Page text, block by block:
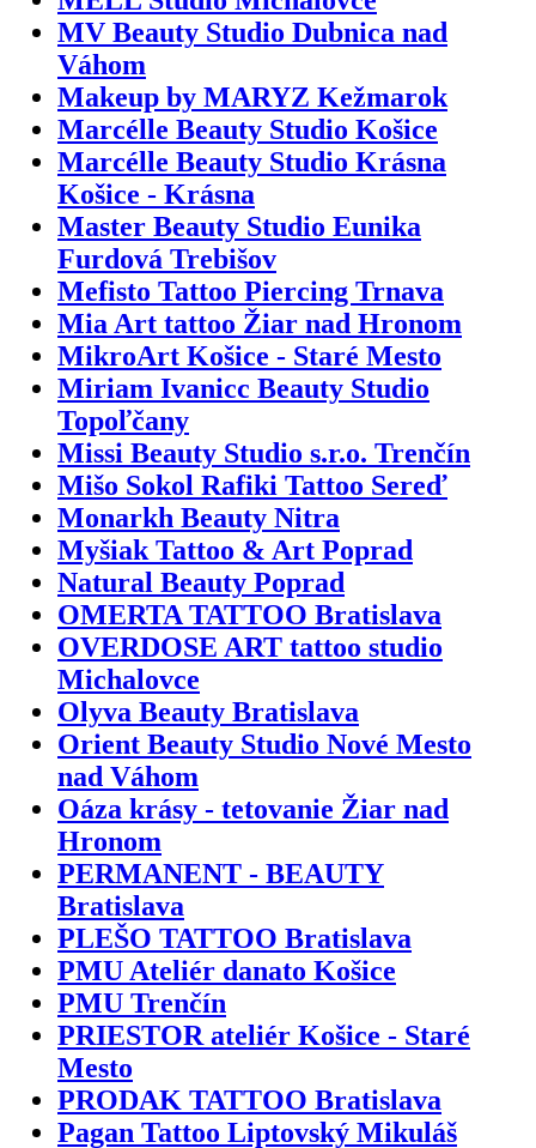
MV Beauty Studio Dubnica nad
Váhom
Makeup by MARYZ Kežmarok
Marcélle Beauty Studio Košice
Marcélle Beauty Studio Krásna
Košice - Krásna
Master Beauty Studio Eunika
Furdová Trebišov
Mefisto Tattoo Piercing Trnava
Mia Art tattoo Žiar nad Hronom
MikroArt Košice - Staré Mesto
Miriam Ivanicc Beauty Studio
Topoľčany
Missi Beauty Studio s.r.o. Trenčín
Mišo Sokol Rafiki Tattoo Sereď
Monarkh Beauty Nitra
Myšiak Tattoo & Art Poprad
Natural Beauty Poprad
OMERTA TATTOO Bratislava
OVERDOSE ART tattoo studio
Michalovce
Olyva Beauty Bratislava
Orient Beauty Studio Nové Mesto
nad Váhom
Oáza krásy - tetovanie Žiar nad
Hronom
PERMANENT - BEAUTY
Bratislava
PLEŠO TATTOO Bratislava
PMU Ateliér danato Košice
PMU Trenčín
PRIESTOR ateliér Košice - Staré
Mesto
PRODAK TATTOO Bratislava
Pagan Tattoo Liptovský Mikuláš